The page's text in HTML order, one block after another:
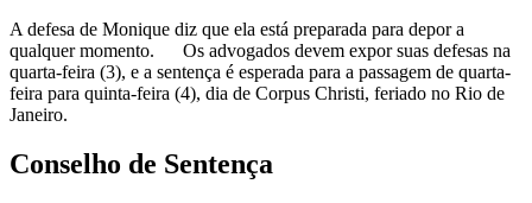
A defesa de Monique diz que ela está preparada para depor a
qualquer momento. Os advogados devem expor suas defesas na
quarta-feira (3), e a sentença é esperada para a passagem de quarta-
feira para quinta-feira (4), dia de Corpus Christi, feriado no Rio de
Janeiro.
Conselho de Sentença